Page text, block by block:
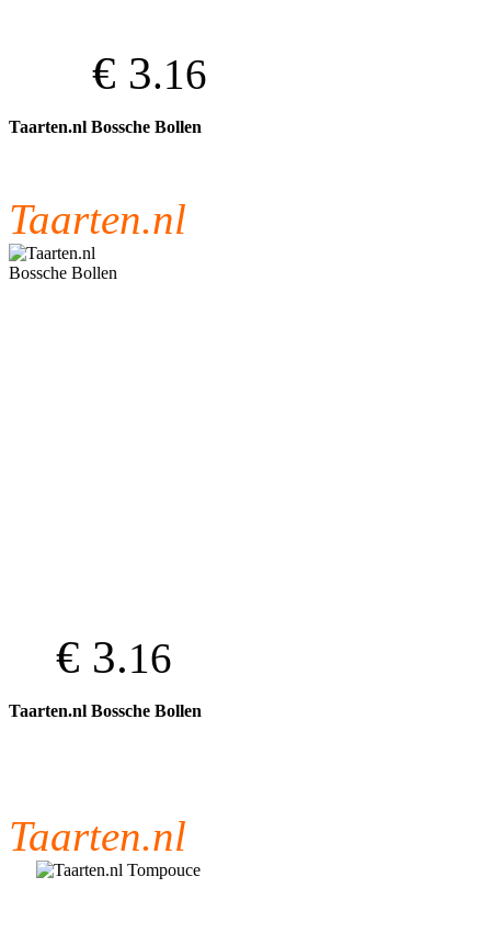
€ 3.16
Taarten.nl Bossche Bollen
Taarten.nl
€ 3.16
Taarten.nl Bossche Bollen
Taarten.nl